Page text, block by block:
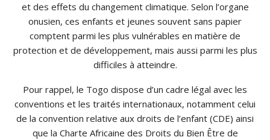
et des effets du changement climatique. Selon l’organe
onusien, ces enfants et jeunes souvent sans papier
comptent parmi les plus vulnérables en matière de
protection et de développement, mais aussi parmi les plus
difficiles à atteindre.
Pour rappel, le Togo dispose d’un cadre légal avec les
conventions et les traités internationaux, notamment celui
de la convention relative aux droits de l’enfant (CDE) ainsi
que la Charte Africaine des Droits du Bien Être de